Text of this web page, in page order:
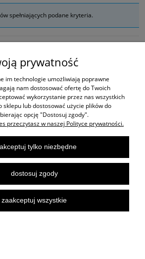
spełniających podane kryteria.
POMOC
MOJE KONTO
INFORMACJE
pełną wersję strony
Sklep internetowy Shoper.pl
prywatność
im technologie umożliwiają poprawne
nam dostosować ofertę do Twoich
wykorzystanie przez nas wszystkich
sklepu lub dostosować użycie plików do
opcję "Dostosuj zgody".
przeczytasz w naszej Polityce prywatności.
tylko niezbędne
dostosuj zgody
zaakceptuj wszystkie